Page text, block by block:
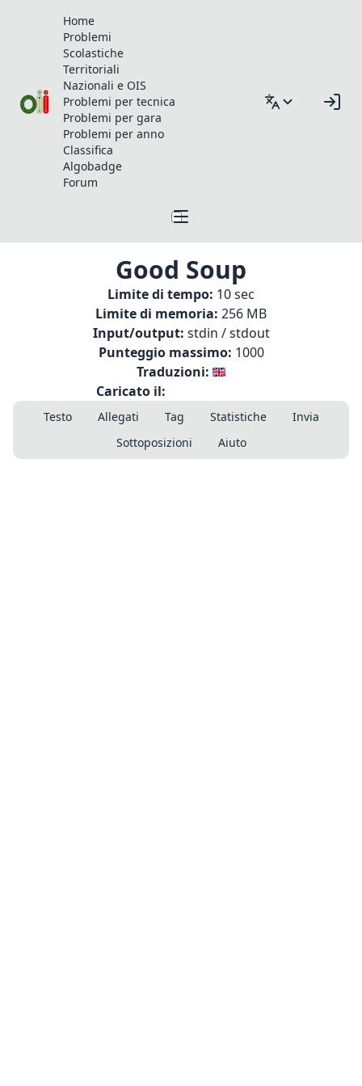
Home
Problemi
Scolastiche
Territoriali
Nazionali e OIS
Problemi per tecnica
Problemi per gara
Problemi per anno
Classifica
Algobadge
Forum
Good Soup
Limite di tempo: 10 sec
Limite di memoria: 256 MB
Input/output: stdin / stdout
Punteggio massimo: 1000
Traduzioni:
Caricato il:
Testo Allegati Tag Statistiche
Invia
Sottoposizioni
Aiuto